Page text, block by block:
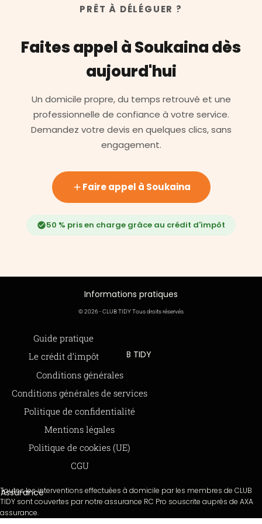
PRÊT À DÉLÉGUER ?
Faites appel à Soukaina dès
aujourd'hui
Un domicile propre, du temps retrouvé et une
professionnelle de confiance à votre service.
Demandez votre devis en quelques clics, sans
engagement.
Faire appel à Soukaina
50 % pris en charge grâce au crédit d'impôt
Informations pratiques
Guide pratique
Le crédit d’impôt
Offre de parrainage 50-50
FAQ
BLOG
© 2026 - CLUB TIDY Tous droits réservés
Informations légales
Conditions générales
Conditions générales de services
Politique de confidentialité
Mentions légales
Politique de cookies (UE)
CGU
CLUB TIDY
SAS CLUB TIDY
165 Avenue de Bretagne
59000 LILLE
979 480 886 RCS LILLE Métropole
Moyens de paiements
Assurance
Toutes les interventions effectuées à domicile par les membres de CLUB
TIDY sont couvertes par notre assurance RC Pro souscrite auprès de AXA
assurance.